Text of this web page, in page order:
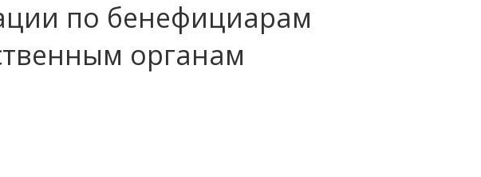
по бенефициарам
органам